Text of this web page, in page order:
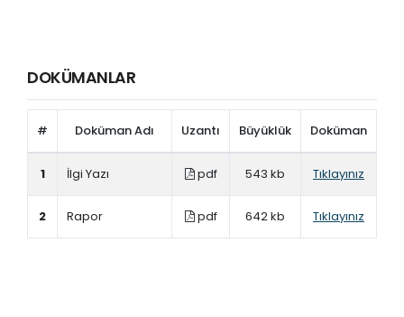
DOKÜMANLAR
# Doküman Adı Uzantı Büyüklük Doküman
1 İlgi Yazı pdf 543 kb Tıklayınız
2 Rapor pdf 642 kb Tıklayınız